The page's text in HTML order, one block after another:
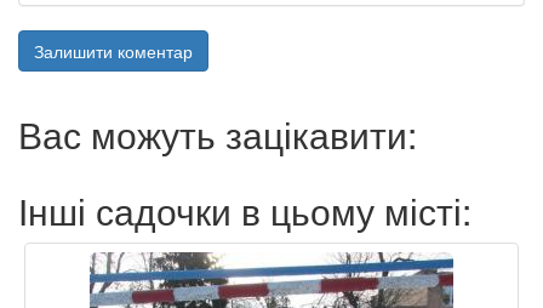
Залишити коментар
Вас можуть зацікавити:
Інші садочки в цьому місті: